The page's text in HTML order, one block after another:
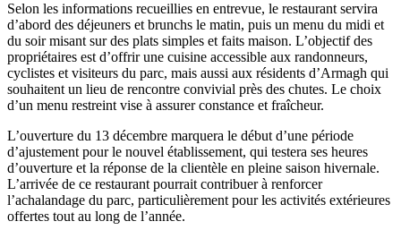
Selon les informations recueillies en entrevue, le restaurant servira
d’abord des déjeuners et brunchs le matin, puis un menu du midi et
du soir misant sur des plats simples et faits maison. L’objectif des
propriétaires est d’offrir une cuisine accessible aux randonneurs,
cyclistes et visiteurs du parc, mais aussi aux résidents d’Armagh qui
souhaitent un lieu de rencontre convivial près des chutes. Le choix
d’un menu restreint vise à assurer constance et fraîcheur.
L’ouverture du 13 décembre marquera le début d’une période
d’ajustement pour le nouvel établissement, qui testera ses heures
d’ouverture et la réponse de la clientèle en pleine saison hivernale.
L’arrivée de ce restaurant pourrait contribuer à renforcer
l’achalandage du parc, particulièrement pour les activités extérieures
offertes tout au long de l’année.